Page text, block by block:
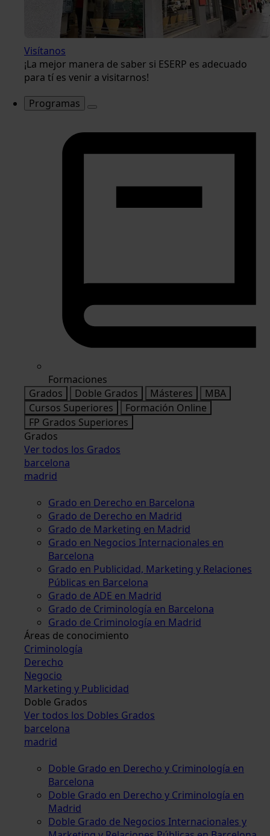
Visítanos
¡La mejor manera de saber si ESERP es adecuado
para tí es venir a visitarnos!
Programas
Formaciones
Grados
Doble Grados Másteres
MBA
Cursos Superiores
Formación Online
FP Grados Superiores
Grados
Ver todos los Grados
barcelona
madrid
Grado en Derecho en Barcelona
Grado de Derecho en Madrid
Grado de Marketing en Madrid
Grado en Negocios Internacionales en
Barcelona
Grado en Publicidad, Marketing y Relaciones
Públicas en Barcelona
Grado de ADE en Madrid
Grado de Criminología en Barcelona
Grado de Criminología en Madrid
Áreas de conocimiento
Criminología
Derecho
Negocio
Marketing y Publicidad
Doble Grados
Ver todos los Dobles Grados
barcelona
madrid
Doble Grado en Derecho y Criminología en
Barcelona
Doble Grado en Derecho y Criminología en
Madrid
Doble Grado de Negocios Internacionales y